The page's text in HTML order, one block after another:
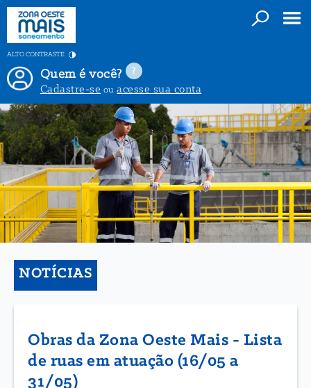
ALTO CONTRASTE
Quem é você?
Cadastre-se ouacesse sua conta
NOTÍCIAS
Obras da Zona Oeste Mais - Lista
de ruas em atuação (16/05 a
31/05)